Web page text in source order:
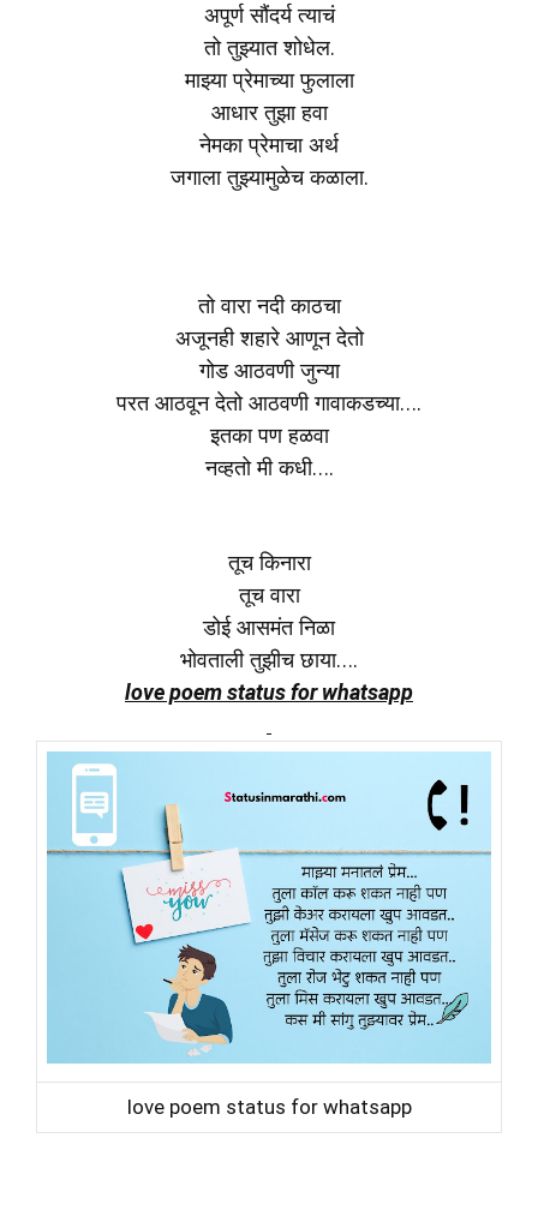
अपूर्ण सौंदर्य त्याचं
तो तुझ्यात शोधेल.
माझ्या प्रेमाच्या फुलाला
आधार तुझा हवा
नेमका प्रेमाचा अर्थ
जगाला तुझ्यामुळेच कळाला.
तो वारा नदी काठचा
अजूनही शहारे आणून देतो
गोड आठवणी जुन्या
परत आठवून देतो आठवणी गावाकडच्या….
इतका पण हळवा
नव्हतो मी कधी….
तूच किनारा
तूच वारा
डोई आसमंत निळा
भोवताली तुझीच छाया….
love poem status for whatsapp
love poem status for whatsapp